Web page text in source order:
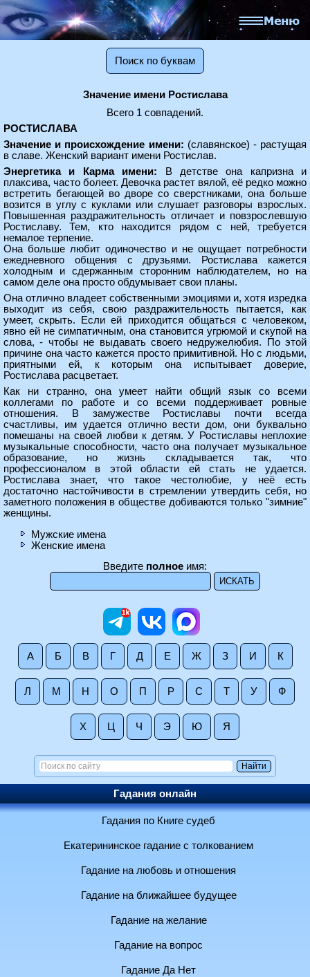
Поиск по буквам
Значение имени Ростислава
Всего 1 совпадений.
РОСТИСЛАВА
Значение и происхождение имени: (славянское) - растущая
в славе. Женский вариант имени Ростислав.
Энергетика и Карма имени: В детстве она капризна и
плаксива, часто болеет. Девочка растет вялой, её редко можно
встретить бегающей во дворе со сверстниками, она больше
возится в углу с куклами или слушает разговоры взрослых.
Повышенная раздражительность отличает и повзрослевшую
Ростиславу. Тем, кто находится рядом с ней, требуется
немалое терпение.
Она больше любит одиночество и не ощущает потребности
ежедневного общения с друзьями. Ростислава кажется
холодным и сдержанным сторонним наблюдателем, но на
самом деле она просто обдумывает свои планы.
Она отлично владеет собственными эмоциями и, хотя изредка
выходит из себя, свою раздражительность пытается, как
умеет, скрыть. Если ей приходится общаться с человеком,
явно ей не симпатичным, она становится угрюмой и скупой на
слова, - чтобы не выдавать своего недружелюбия. По этой
причине она часто кажется просто примитивной. Но с людьми,
приятными ей, к которым она испытывает доверие,
Ростислава расцветает.
Как ни странно, она умеет найти общий язык со всеми
коллегами по работе и со всеми поддерживает ровные
отношения. В замужестве Ростиславы почти всегда
счастливы, им удается отлично вести дом, они буквально
помешаны на своей любви к детям. У Ростиславы неплохие
музыкальные способности, часто она получает музыкальное
образование, но жизнь складывается так, что
профессионалом в этой области ей стать не удается.
Ростислава знает, что такое честолюбие, у неё есть
достаточно настойчивости в стремлении утвердить себя, но
заметного положения в обществе добиваются только "зимние"
женщины.
Мужские имена
Женские имена
Введите полное имя:
А Б В Г Д Е Ж З И К
Л М Н О П Р С Т У Ф
Х Ц Ч Э Ю Я
Гадания онлайн
Гадания по Книге судеб
Екатерининское гадание с толкованием
Гадание на любовь и отношения
Гадание на ближайшее будущее
Гадание на желание
Гадание на вопрос
Гадание Да Нет